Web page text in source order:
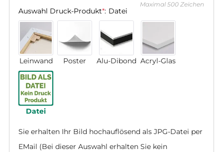
Maximal 500 Zeichen
Auswahl Druck-Produkt*: Datei
Leinwand Poster Alu-Dibond Acryl-Glas
Datei
Sie erhalten Ihr Bild hochauflösend als JPG-Datei per
EMail (Bei dieser Auswahl erhalten Sie kein